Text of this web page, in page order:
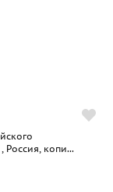
Россия, копи...